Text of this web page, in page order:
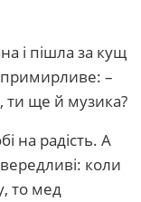
і пішла за кущ
примирливе: –
ти ще й музика?
на радість. А
коли
то мед